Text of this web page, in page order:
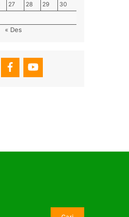
27 28 29
30
« Des